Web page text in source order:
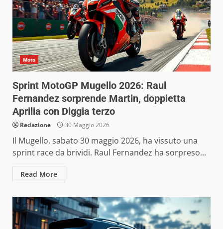
Moto
Sprint MotoGP Mugello 2026: Raul
Fernandez sorprende Martin, doppietta
Aprilia con Diggia terzo
Redazione 30 Maggio 2026
Il Mugello, sabato 30 maggio 2026, ha vissuto una
sprint race da brividi. Raul Fernandez ha sorpreso...
Read More